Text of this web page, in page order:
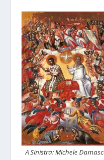
A Sinistra: Michele